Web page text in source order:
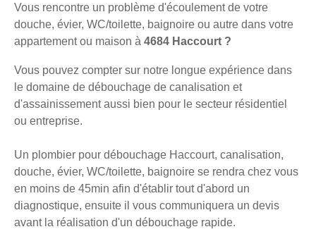
Vous rencontre un problème d'écoulement de votre
douche, évier, WC/toilette, baignoire ou autre dans votre
appartement ou maison à 4684 Haccourt ?
Vous pouvez compter sur notre longue expérience dans
le domaine de débouchage de canalisation et
d'assainissement aussi bien pour le secteur résidentiel
ou entreprise.
Un plombier pour débouchage Haccourt, canalisation,
douche, évier, WC/toilette, baignoire se rendra chez vous
en moins de 45min afin d'établir tout d'abord un
diagnostique, ensuite il vous communiquera un devis
avant la réalisation d'un débouchage rapide.